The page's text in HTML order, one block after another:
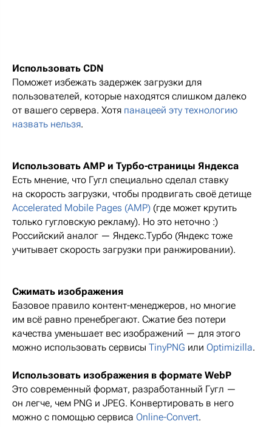
Использовать CDN
Поможет избежать задержек загрузки для
пользователей, которые находятся слишком далеко
от вашего сервера. Хотя панацеей эту технологию
назвать нельзя.
Использовать AMP и Турбо-страницы Яндекса
Есть мнение, что Гугл специально сделал ставку
на скорость загрузки, чтобы продвигать своё детище
Accelerated Mobile Pages (AMP) (где может крутить
только гугловскую рекламу). Но это неточно :)
Российский аналог — Яндекс.Турбо (Яндекс тоже
учитывает скорость загрузки при ранжировании).
Сжимать изображения
Базовое правило контент-менеджеров, но многие
им всё равно пренебрегают. Сжатие без потери
качества уменьшает вес изображений — для этого
можно использовать сервисы TinyPNG или Optimizilla.
Использовать изображения в формате WebP
Это современный формат, разработанный Гугл —
он легче, чем PNG и JPEG. Конвертировать в него
можно с помощью сервиса Online-Convert.